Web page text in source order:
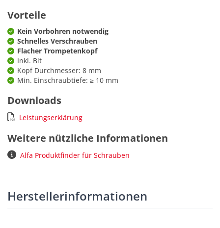
Vorteile
Kein Vorbohren notwendig
Schnelles Verschrauben
Flacher Trompetenkopf
Inkl. Bit
Kopf Durchmesser: 8 mm
Min. Einschraubtiefe: ≥ 10 mm
Downloads
Leistungserklärung
Weitere nützliche Informationen
Alfa Produktfinder für Schrauben
Herstellerinformationen